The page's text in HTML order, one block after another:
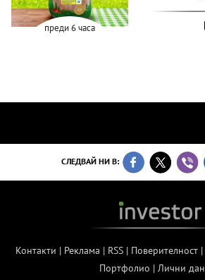
преди 6 часа
СЛЕДВАЙ НИ В:
Контакти | Реклама | RSS| Поверителност|
Портфолио | Лични